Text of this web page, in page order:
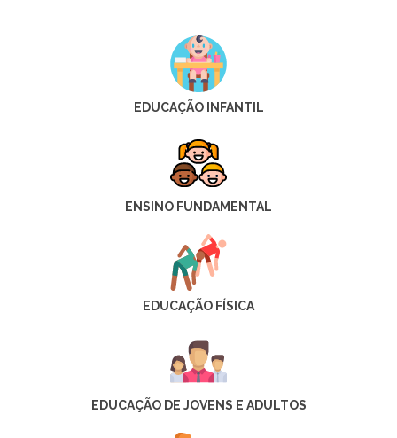
EDUCAÇÃO INFANTIL
ENSINO FUNDAMENTAL
EDUCAÇÃO FÍSICA
EDUCAÇÃO DE JOVENS E ADULTOS